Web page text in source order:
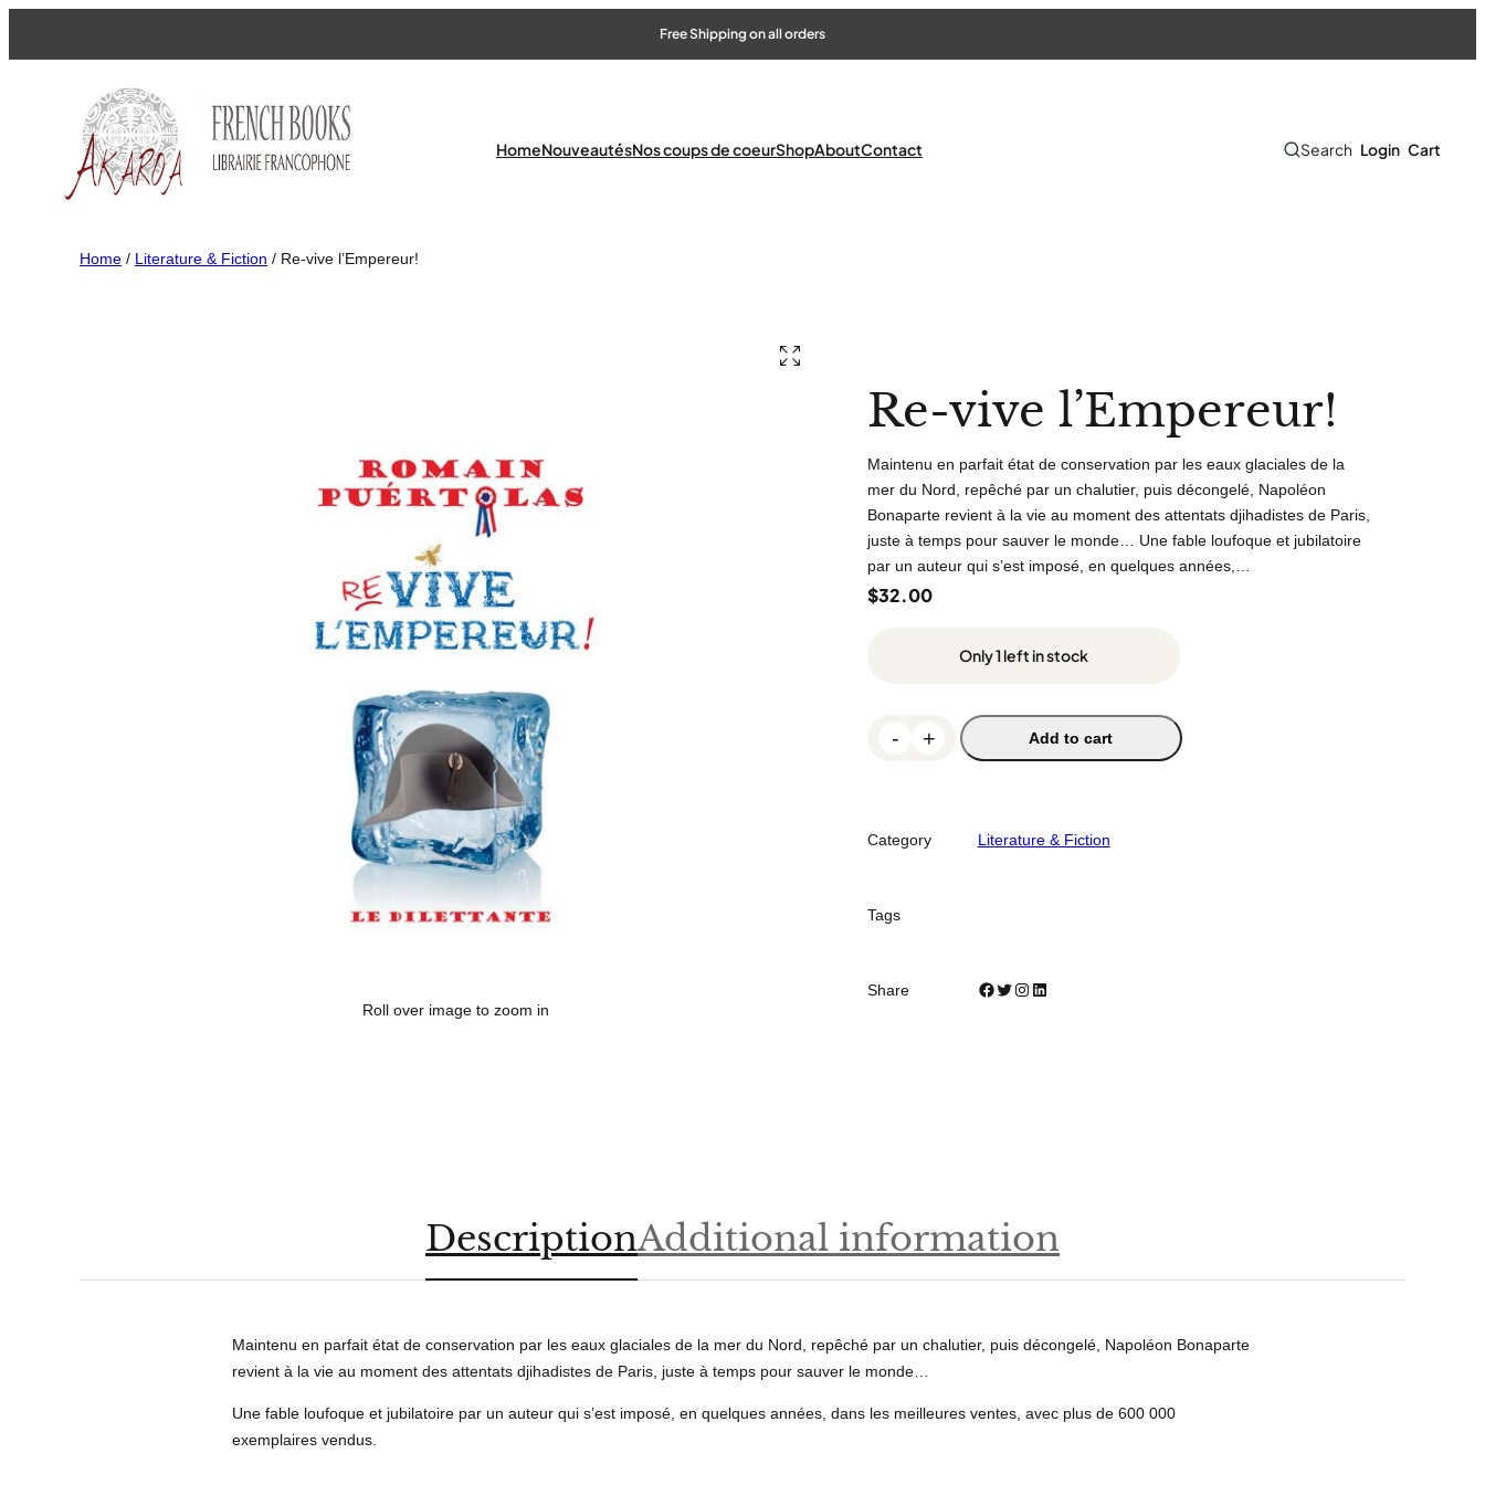
Free Shipping on all orders
HomeNouveautésNos coups de coeurShopAboutContact Search Login Cart
Home / Literature & Fiction / Re-vive l’Empereur!
Roll over image to zoom in
Re-vive l’Empereur!
Maintenu en parfait état de conservation par les eaux glaciales de la
mer du Nord, repêché par un chalutier, puis décongelé, Napoléon
Bonaparte revient à la vie au moment des attentats djihadistes de Paris,
juste à temps pour sauver le monde… Une fable loufoque et jubilatoire
par un auteur qui s’est imposé, en quelques années,…
$32.00
Only 1 left in stock
i
l
m
u
a
n
i
- + Add to cart
Category Literature & Fiction
Tags
Share Facebook Twitter Instagram LinkedIn
DescriptionAdditional information
Maintenu en parfait état de conservation par les eaux glaciales de la mer du Nord, repêché par un chalutier, puis décongelé, Napoléon Bonaparte
revient à la vie au moment des attentats djihadistes de Paris, juste à temps pour sauver le monde…
Une fable loufoque et jubilatoire par un auteur qui s’est imposé, en quelques années, dans les meilleures ventes, avec plus de 600 000
exemplaires vendus.